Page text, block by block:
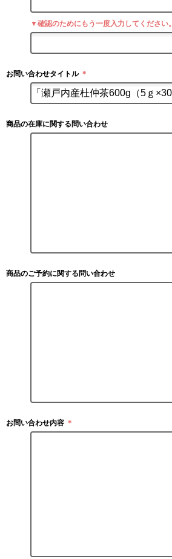
▼確認のためにもう一度入力してください。
お問い合わせタイトル ＊
商品の在庫に関する問い合わせ
商品のご予約に関する問い合わせ
お問い合わせ内容 ＊